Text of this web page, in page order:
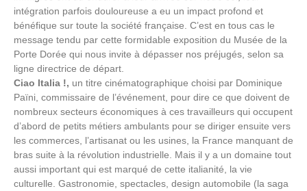
intégration parfois douloureuse a eu un impact profond et
bénéfique sur toute la société française. C’est en tous cas le
message tendu par cette formidable exposition du Musée de la
Porte Dorée qui nous invite à dépasser nos préjugés, selon sa
ligne directrice de départ.
Ciao Italia !, un titre cinématographique choisi par Dominique
Païni, commissaire de l’événement, pour dire ce que doivent de
nombreux secteurs économiques à ces travailleurs qui occupent
d’abord de petits métiers ambulants pour se diriger ensuite vers
les commerces, l’artisanat ou les usines, la France manquant de
bras suite à la révolution industrielle. Mais il y a un domaine tout
aussi important qui est marqué de cette italianité, la vie
culturelle. Gastronomie, spectacles, design automobile (la saga